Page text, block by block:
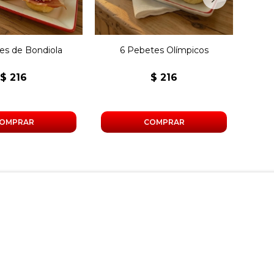
de Bondiola
$ 216
6 Pebetes Olímpicos
$ 216